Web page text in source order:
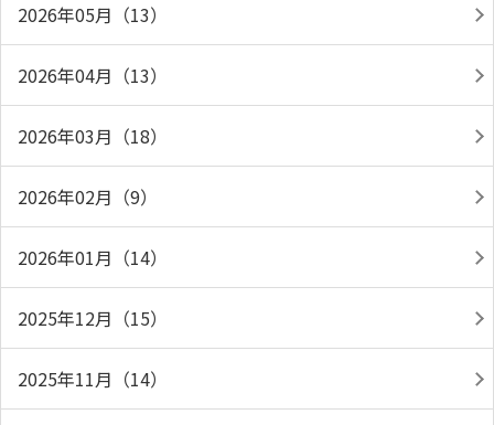
2026年05月（13）
2026年04月（13）
2026年03月（18）
2026年02月（9）
2026年01月（14）
2025年12月（15）
2025年11月（14）